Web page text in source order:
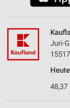
Juri-
Heute